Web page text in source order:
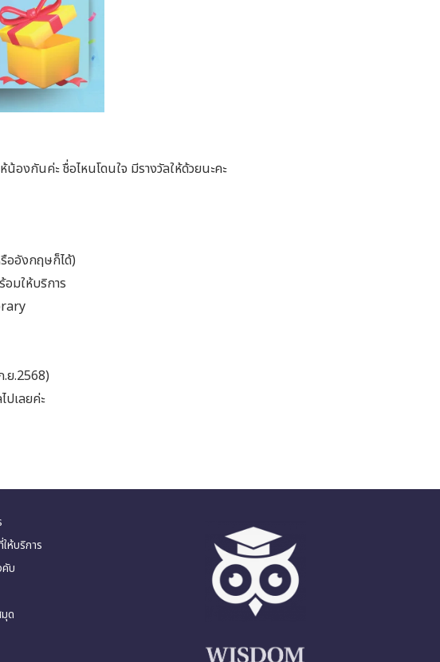
งกันค่ะ ชื่อไหนโดนใจ มีรางวัลให้ด้วยนะคะ
ออังกฤษก็ได้)
อมให้บริการ
ย.2568)
ปเลยค่ะ
ห้บริการ
บ
ด